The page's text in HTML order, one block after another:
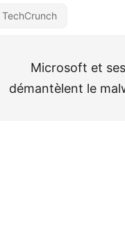
TechCrunch
Microsoft et
démantèlent le